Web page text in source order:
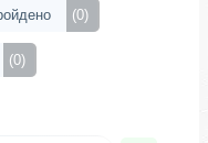
(0)
(0)